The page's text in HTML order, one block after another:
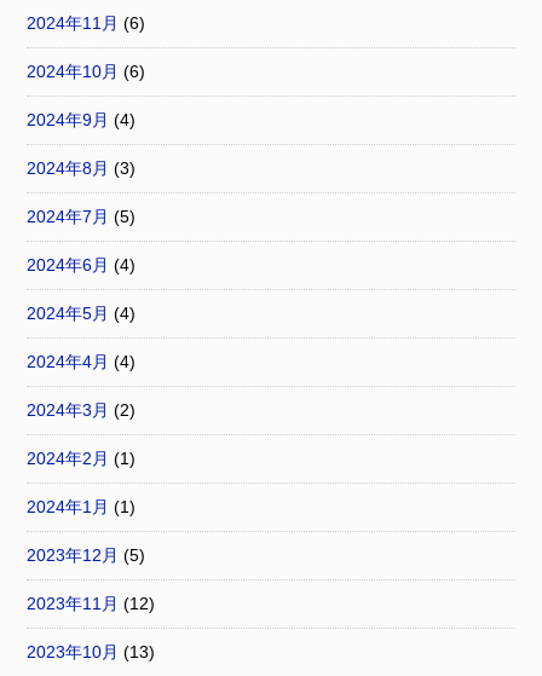
2024年11月 (6)
2024年10月 (6)
2024年9月 (4)
2024年8月 (3)
2024年7月 (5)
2024年6月 (4)
2024年5月 (4)
2024年4月 (4)
2024年3月 (2)
2024年2月 (1)
2024年1月 (1)
2023年12月 (5)
2023年11月 (12)
2023年10月 (13)